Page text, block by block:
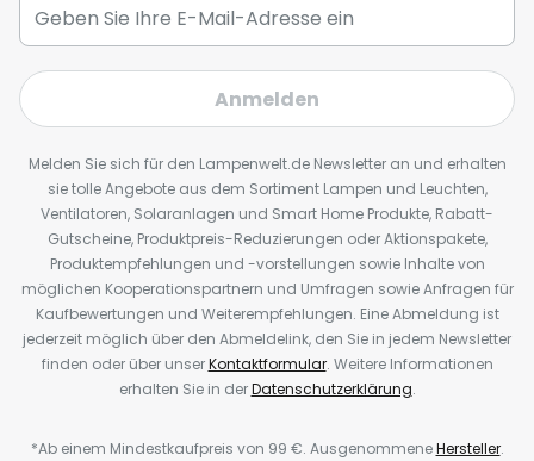
Anmelden
Melden Sie sich für den Lampenwelt.de Newsletter an und erhalten
sie tolle Angebote aus dem Sortiment Lampen und Leuchten,
Ventilatoren, Solaranlagen und Smart Home Produkte, Rabatt-
Gutscheine, Produktpreis-Reduzierungen oder Aktionspakete,
Produktempfehlungen und -vorstellungen sowie Inhalte von
möglichen Kooperationspartnern und Umfragen sowie Anfragen für
Kaufbewertungen und Weiterempfehlungen. Eine Abmeldung ist
jederzeit möglich über den Abmeldelink, den Sie in jedem Newsletter
finden oder über unserKontaktformular. Weitere Informationen
erhalten Sie in derDatenschutzerklärung.
*Ab einem Mindestkaufpreis von 99 €. AusgenommeneHersteller.